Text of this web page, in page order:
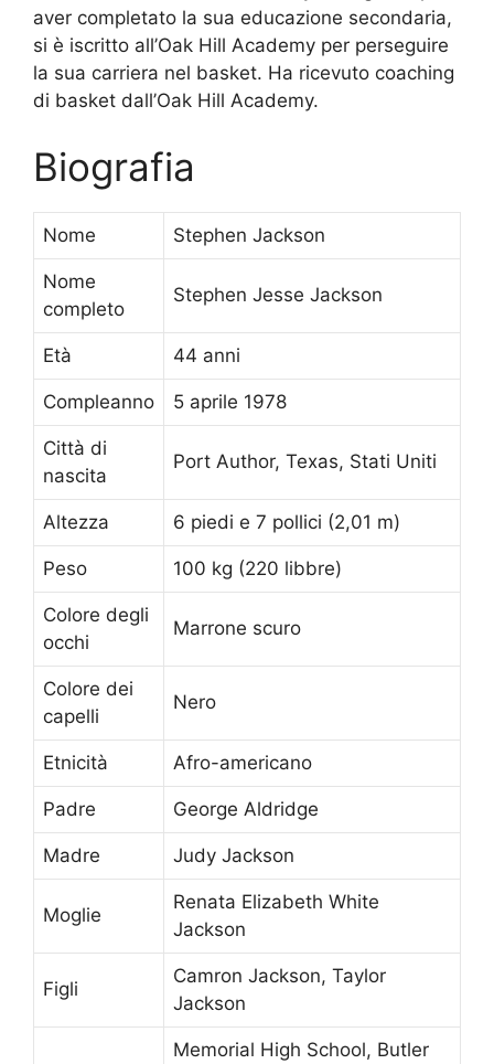
aver completato la sua educazione secondaria,
si è iscritto all’Oak Hill Academy per perseguire
la sua carriera nel basket. Ha ricevuto coaching
di basket dall’Oak Hill Academy.
Biografia
Nome Stephen Jackson
Nome
completo
Stephen Jesse Jackson
Età 44 anni
Compleanno 5 aprile 1978
Città di
nascita
Port Author, Texas, Stati Uniti
Altezza 6 piedi e 7 pollici (2,01 m)
Peso 100 kg (220 libbre)
Colore degli
occhi
Marrone scuro
Colore dei
capelli
Nero
Etnicità Afro-americano
Padre George Aldridge
Madre Judy Jackson
Moglie
Renata Elizabeth White
Jackson
Figli
Camron Jackson, Taylor
Jackson
Memorial High School, Butler